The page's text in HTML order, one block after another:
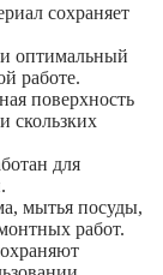
сохраняет
оптимальный
работе.
поверхность
скользких
для
мытья посуды,
работ.